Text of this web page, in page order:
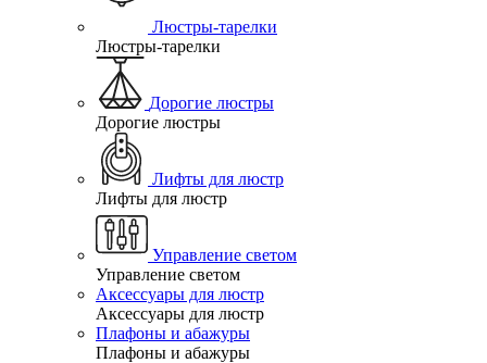
Люстры-тарелки
Люстры-тарелки
Дорогие люстры
Дорогие люстры
Лифты для люстр
Лифты для люстр
Управление светом
Управление светом
Аксессуары для люстр
Аксессуары для люстр
Плафоны и абажуры
Плафоны и абажуры